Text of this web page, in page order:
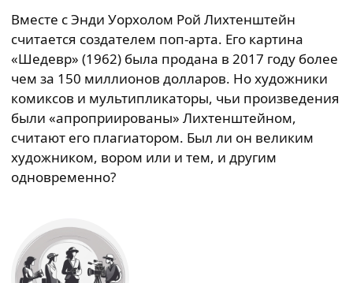
Вместе с Энди Уорхолом Рой Лихтенштейн
считается создателем поп-арта. Его картина
«Шедевр» (1962) была продана в 2017 году более
чем за 150 миллионов долларов. Но художники
комиксов и мультипликаторы, чьи произведения
были «апроприированы» Лихтенштейном,
считают его плагиатором. Был ли он великим
художником, вором или и тем, и другим
одновременно?